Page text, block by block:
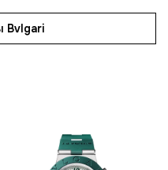
Bvlgari